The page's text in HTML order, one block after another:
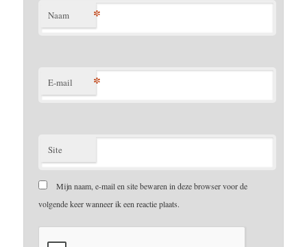
Naam *
E-mail *
Site
Mijn naam, e-mail en site bewaren in deze browser voor de
volgende keer wanneer ik een reactie plaats.